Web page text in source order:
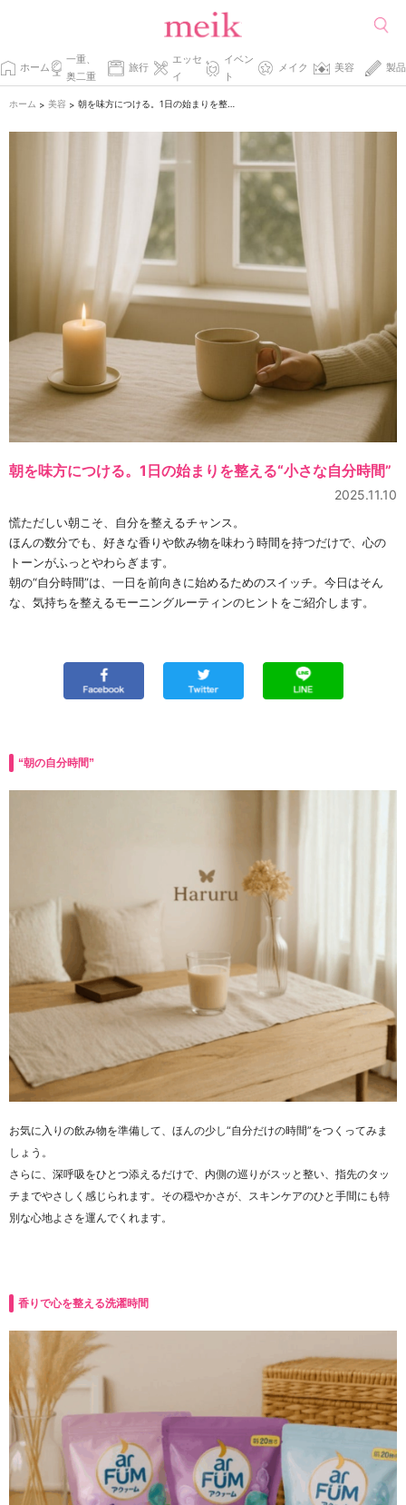
ホーム
一重、
奥二重
旅行
エッセ
イ
イベン
ト
メイク 美容 製品
ホーム > 美容 > 朝を味方につける。1日の始まりを整える“小さな自分時間”
朝を味方につける。1日の始まりを整える“小さな自分時間”
2025.11.10
慌ただしい朝こそ、自分を整えるチャンス。
ほんの数分でも、好きな香りや飲み物を味わう時間を持つだけで、心の
トーンがふっとやわらぎます。
朝の“自分時間”は、一日を前向きに始めるためのスイッチ。今日はそん
な、気持ちを整えるモーニングルーティンのヒントをご紹介します。
“朝の自分時間”
お気に入りの飲み物を準備して、ほんの少し“自分だけの時間”をつくってみま
しょう。
さらに、深呼吸をひとつ添えるだけで、内側の巡りがスッと整い、指先のタッ
チまでやさしく感じられます。その穏やかさが、スキンケアのひと手間にも特
別な心地よさを運んでくれます。
香りで心を整える洗濯時間